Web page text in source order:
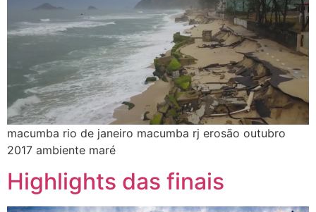
macumba rio de janeiro macumba rj erosão outubro
2017 ambiente maré
Highlights das finais